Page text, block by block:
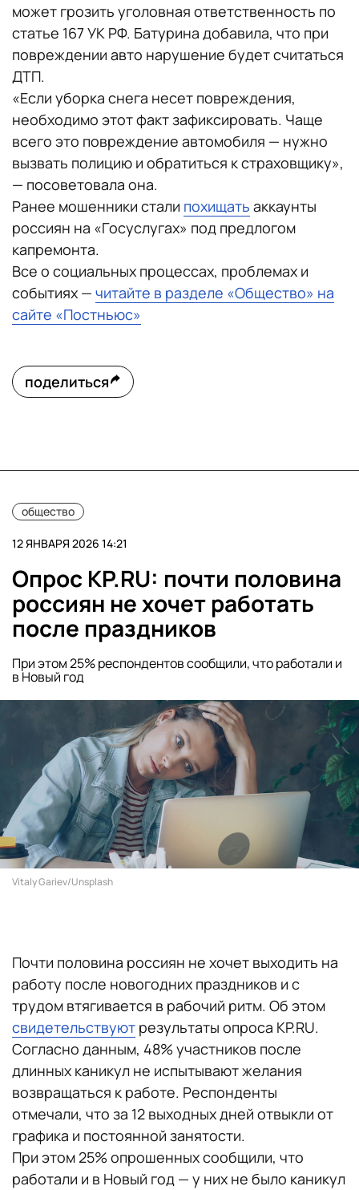
может грозить уголовная ответственность по
статье 167 УК РФ. Батурина добавила, что при
повреждении авто нарушение будет считаться
ДТП.
«Если уборка снега несет повреждения,
необходимо этот факт зафиксировать. Чаще
всего это повреждение автомобиля — нужно
вызвать полицию и обратиться к страховщику»,
— посоветовала она.
Ранее мошенники стали похищать аккаунты
россиян на «Госуслугах» под предлогом
капремонта.
Все о социальных процессах, проблемах и
событиях — читайте в разделе «Общество» на
сайте «Постньюс»
поделиться
общество
12 ЯНВАРЯ 2026 14:21
Опрос KP.RU: почти половина
россиян не хочет работать
после праздников
При этом 25% респондентов сообщили, что работали и
в Новый год
Vitaly Gariev/Unsplash
Почти половина россиян не хочет выходить на
работу после новогодних праздников и с
трудом втягивается в рабочий ритм. Об этом
свидетельствуют результаты опроса KP.RU.
Согласно данным, 48% участников после
длинных каникул не испытывают желания
возвращаться к работе. Респонденты
отмечали, что за 12 выходных дней отвыкли от
графика и постоянной занятости.
При этом 25% опрошенных сообщили, что
работали и в Новый год — у них не было каникул